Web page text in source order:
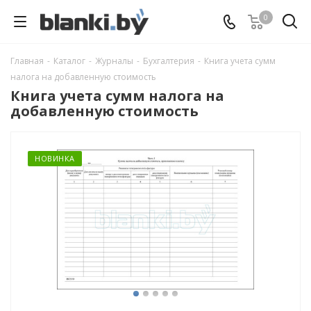
0
Главная - Каталог - Журналы - Бухгалтерия - Книга учета сумм
налога на добавленную стоимость
Книга учета сумм налога на
добавленную стоимость
НОВИНКА